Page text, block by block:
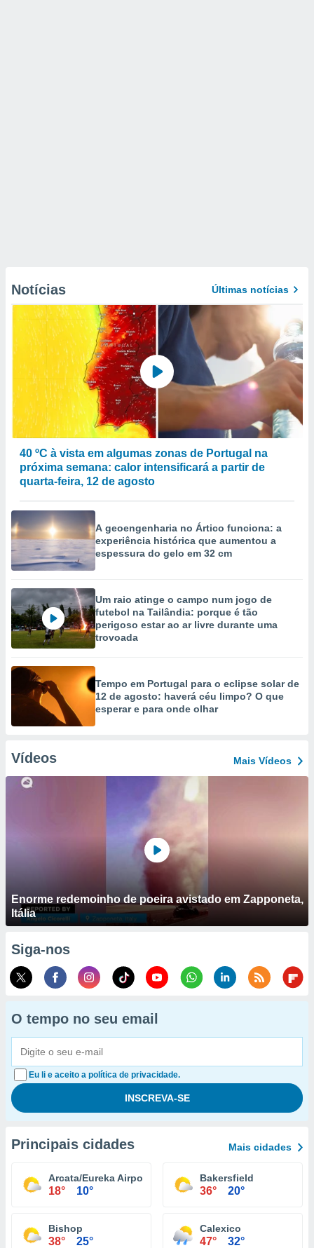
Notícias Últimas notícias
40 ºC à vista em algumas zonas de Portugal na
próxima semana: calor intensificará a partir de
quarta-feira, 12 de agosto
A geoengenharia no Ártico funciona: a
experiência histórica que aumentou a
espessura do gelo em 32 cm
Um raio atinge o campo num jogo de
futebol na Tailândia: porque é tão
perigoso estar ao ar livre durante uma
trovoada
Tempo em Portugal para o eclipse solar de
12 de agosto: haverá céu limpo? O que
esperar e para onde olhar
Vídeos Mais Vídeos
Enorme redemoinho de poeira avistado em Zapponeta,
Itália
Siga-nos
O tempo no seu email
Eu li e aceito a política de privacidade.
Principais cidades Mais cidades
Arcata/Eureka Airport
18° 10°
Bakersfield
36° 20°
Bishop
38° 25°
Calexico
47° 32°